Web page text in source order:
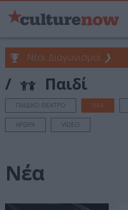
Νέοι Διαγωνισμοί ❯
/ Παιδί
ΠΑΙΔΙΚΟ ΘΕΑΤΡΟ ΝΕΑ
ΑΡΘΡΑ VIDEO
Νέα